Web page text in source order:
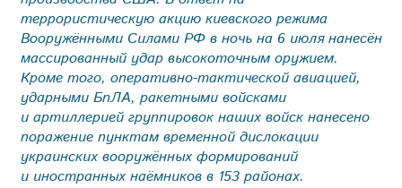
террористическую акцию киевского режима
Вооружёнными Силами РФ в ночь на 6 июля нанесён
массированный удар высокоточным оружием.
Кроме того, оперативно-тактической авиацией,
ударными БпЛА, ракетными войсками
и артиллерией группировок наших войск нанесено
поражение пунктам временной дислокации
украинских вооружённых формирований
и иностранных наёмников в 153 районах.